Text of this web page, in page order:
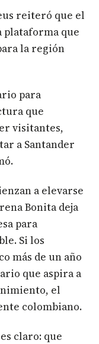
reiteró que el
plataforma que
la región
para
que
visitantes,
a Santander
a elevarse
Bonita deja
para
Si los
más de un año
que aspira a
el
colombiano.
claro: que